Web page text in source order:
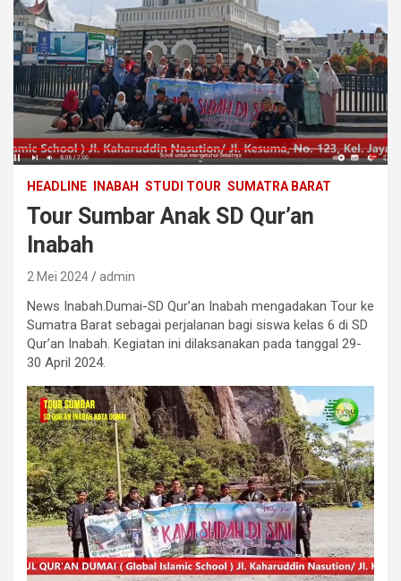
HEADLINE INABAH STUDI TOUR SUMATRA BARAT
Tour Sumbar Anak SD Qur’an
Inabah
2 Mei 2024 admin
News Inabah.Dumai-SD Qur’an Inabah mengadakan Tour ke
Sumatra Barat sebagai perjalanan bagi siswa kelas 6 di SD
Qur’an Inabah. Kegiatan ini dilaksanakan pada tanggal 29-
30 April 2024.